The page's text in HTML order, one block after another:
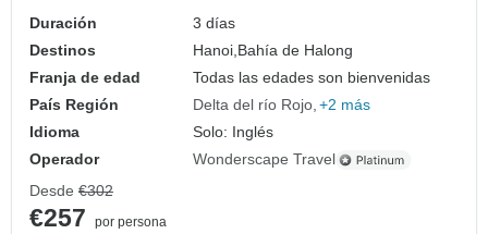
Duración
3 días
Destinos
Hanoi, Bahía de Halong
Franja de edad
Todas las edades son bienvenidas
País Región
Delta del río Rojo +2 más
Idioma
Solo: Inglés
Operador
Wonderscape Travel
Desde €302
€257
por persona